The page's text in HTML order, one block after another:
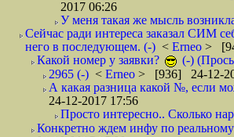
2017 06:26
У меня такая же мысль
Сейчас ради интереса заказал СИМ
него в последующем. (-) < Erneo >
Какой номер у заявки?
(-)
2965 (-) < Erneo > [936] 24-12-
А какая разница какой №, если
24-12-2017 17:56
Просто интересно.. Сколько
Конкретно ждем инфу по